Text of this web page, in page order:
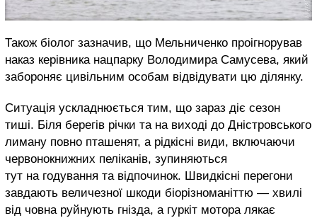
Також біолог зазначив, що Мельниченко проігнорував
наказ керівника нацпарку Володимира Самусева, який
забороняє цивільним особам відвідувати цю ділянку.
Ситуація ускладнюється тим, що зараз діє сезон
тиші. Біля берегів річки та на виході до Дністровського
лиману повно пташенят, а рідкісні види, включаючи
червонокнижних пеліканів, зупиняються
тут на годування та відпочинок. Швидкісні перегони
завдають величезної шкоди біорізноманіттю — хвилі
від човна руйнують гнізда, а гуркіт мотора лякає